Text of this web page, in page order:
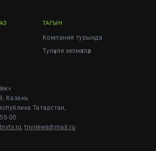
ТАГЫН
Компания турында
Түләүле хезмәтләр
Казань
Татарстан,
00
,tnvnews@mail.ru